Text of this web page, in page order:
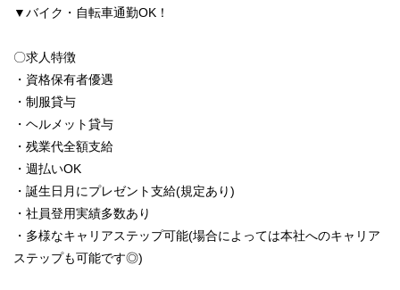
▼バイク・自転車通勤OK！
〇求人特徴
・資格保有者優遇
・制服貸与
・ヘルメット貸与
・残業代全額支給
・週払いOK
・誕生日月にプレゼント支給(規定あり)
・社員登用実績多数あり
・多様なキャリアステップ可能(場合によっては本社へのキャリア
ステップも可能です◎)